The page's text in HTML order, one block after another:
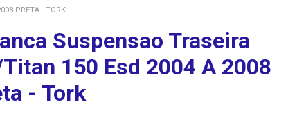
PRETA - TORK
Suspensao Traseira
150 Esd 2004 A 2008
- Tork